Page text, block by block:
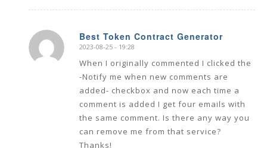
Best Token Contract Generator
says:
2023-08-25 - 19:28
When I originally commented I clicked the
-Notify me when new comments are
added- checkbox and now each time a
comment is added I get four emails with
the same comment. Is there any way you
can remove me from that service?
Thanks!